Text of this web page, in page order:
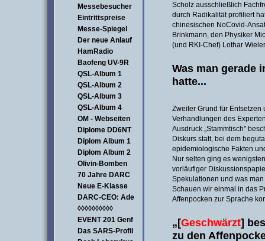
Messebesucher
Eintrittspreise
Messe-Spiegel
Der neue Anlauf
HamRadio
Baofeng UV-9R
QSL-Album 1
QSL-Album 2
QSL-Album 3
QSL-Album 4
OM - Webseiten
Diplome DD6NT
Diplom Album 1
Diplom Album 2
Olivin-Bomben
70 Jahre DARC
Neue E-Klasse
DARC-CEO: Ade
◊◊◊◊◊◊◊◊◊◊
EVENT 201 Genf
Das SARS-Profil
Scholz ausschließlich
durch Radikalität profiliert
chinesischen NoCovid-
Brinkmann, den Physiker
(und RKI-Chef) Lothar
Was man gerade
hatte...
Zweiter Grund für Entsetzen
Verhandlungen des
Ausdruck „Stammtisch"
Diskurs statt, bei dem
epidemiologische Fakten
Nur selten ging es
vorläufiger
Spekulationen und was
Schauen wir einmal in das
Affenpocken zur Sprache
„[Geschwärzt]
zu den